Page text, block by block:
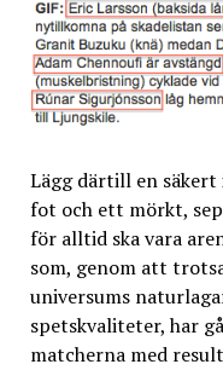
Lägg därtill en
fot och ett mörkt,
för alltid ska vara
som, genom att
universums
spetskvaliteter, har
matcherna med